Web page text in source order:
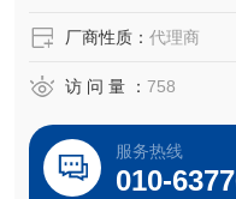
厂商性质： 代理商
访 问 量 ： 758
服务热线
010-